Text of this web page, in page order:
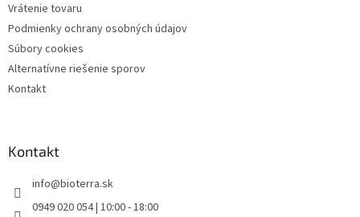
Vrátenie tovaru
Podmienky ochrany osobných údajov
Súbory cookies
Alternatívne riešenie sporov
Kontakt
Kontakt
info@bioterra.sk
0949 020 054 | 10:00 - 18:00